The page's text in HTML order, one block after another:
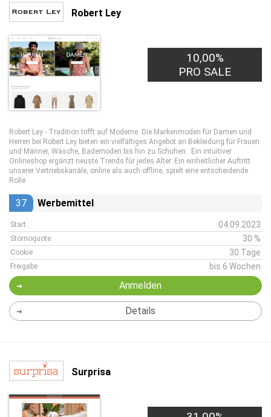
Robert Ley
10,00%
PRO SALE
Robert Ley - Tradition trifft auf Moderne. Die Markenmoden für Damen und
Herren bei Robert Ley bieten ein vielfältiges Angebot an Bekleidung für Frauen
und Männer, Wäsche, Bademoden bis hin zu Schuhen. Ein intuitiver
Onlineshop ergänzt neuste Trends für jedes Alter. Ein einheitlicher Auftritt
unserer Vertriebskanäle, online als auch offline, spielt eine entscheidende
Rolle.
37 Werbemittel
Start 04.09.2023
Stornoquote 30 %
Cookie 30 Tage
Freigabe bis 6 Wochen
Anmelden
Details
Surprisa